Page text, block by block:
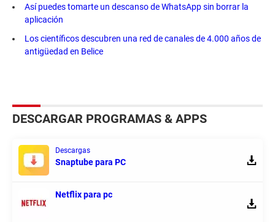
Así puedes tomarte un descanso de WhatsApp sin borrar la
aplicación
Los científicos descubren una red de canales de 4.000 años de
antigüedad en Belice
DESCARGAR PROGRAMAS & APPS
Descargas
Snaptube para PC
Netflix para pc